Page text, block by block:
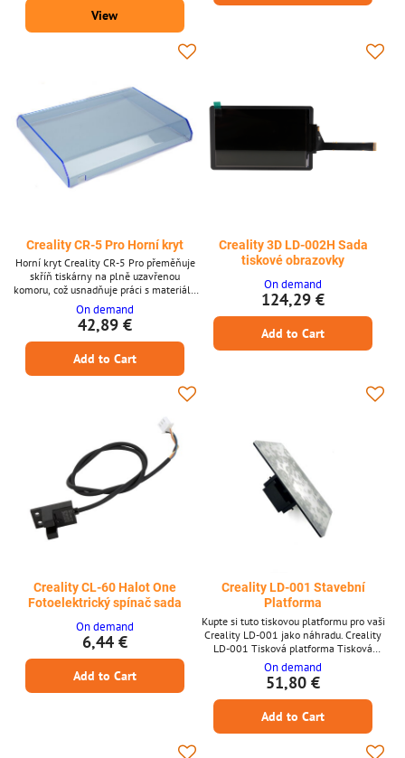
View
Creality CR-5 Pro Horní kryt
Horní kryt Creality CR-5 Pro přeměňuje
skříň tiskárny na plně uzavřenou
komoru, což usnadňuje práci s materiály
s vysokou tendencí ke kroucení, jako je
ABS. Je to chytré vylepšení pro každého,
kdo usiluje o konzistentnější výtisky a
profesionálnější tiskové prostředí.
Klíčové vlastnosti * Navrženo speciálně
pro CR-5 Pro * Přeměňuje skříň na plně
uzavřený objem * Pomáhá udržovat
On demand
42,89 €
Add to Cart
Creality 3D LD-002H Sada
tiskové obrazovky
On demand
124,29 €
Add to Cart
Creality CL-60 Halot One
Fotoelektrický spínač sada
On demand
6,44 €
Add to Cart
Creality LD-001 Stavební
Platforma
Kupte si tuto tiskovou platformu pro vaši
Creality LD-001 jako náhradu. Creality
LD-001 Tisková platforma Tisková
platforma Pasuje na Creality LD-001
On demand
51,80 €
Add to Cart